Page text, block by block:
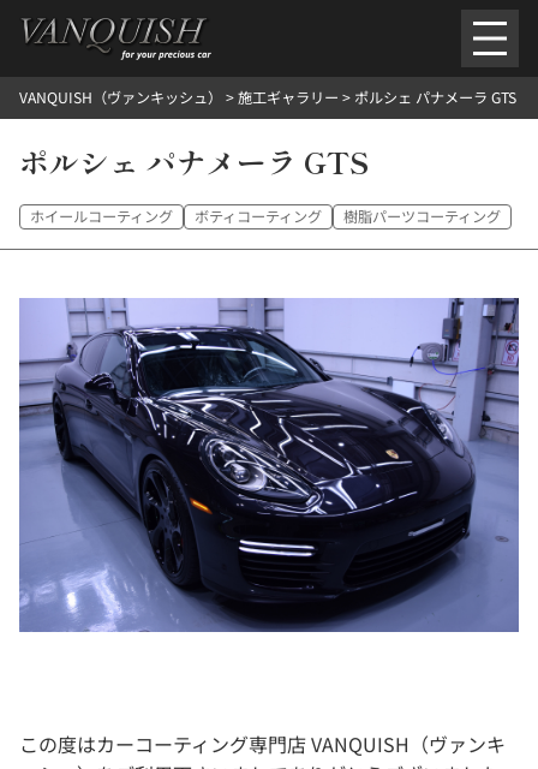
を
ごあいさつ 会社案内施工環境紹介所在地
外装のガラスコーティング施工料金
ホイールコーティング施工料金
ヘッドライトクリーニング施工料金ルームクリーニング＆コーティング施工料金
樹脂・メッシュパーツコーティング施工料金
ウインド水染み除去 ＆ 撥水施工料金塩害 防錆対策デントリペア
施工ギャラリー
NOSTALGIC
お客さまの声お問い合わせ施工のご予約
VANQUISH（ヴァンキッシュ） >施工ギャラリー > ポルシェ パナメーラ GTS
ポルシェ パナメーラ GTS
ホイールコーティング ボティコーティング 樹脂パーツコーティング
この度はカーコーティング専門店 VANQUISH（ヴァンキ